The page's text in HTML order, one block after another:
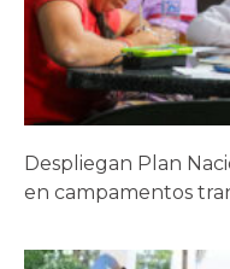
Despliegan Plan
en campamentos